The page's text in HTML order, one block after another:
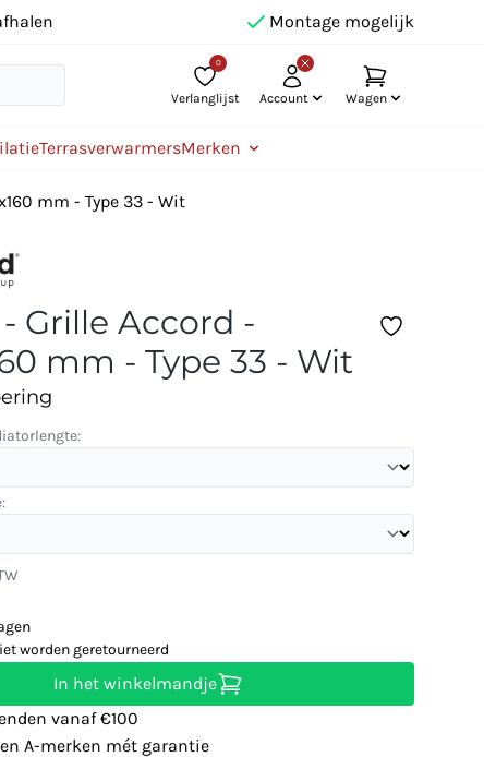
Montage mogelijk
0
Verlanglijst Account Wagen
TerrasverwarmersMerken
mm - Type 33 - Wit
Grille Accord -
mm - Type 33 - Wit
worden geretourneerd
In het winkelmandje
vanaf €100
A-merken mét garantie